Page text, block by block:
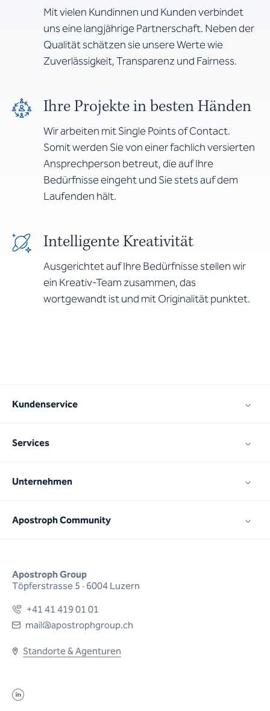
Mit vielen Kundinnen und Kunden verbindet
uns eine langjährige Partnerschaft. Neben der
Qualität schätzen sie unsere Werte wie
Zuverlässigkeit, Transparenz und Fairness.
Ihre Projekte in besten Händen
Wir arbeiten mit Single Points of Contact.
Somit werden Sie von einer fachlich versierten
Ansprechperson betreut, die auf Ihre
Bedürfnisse eingeht und Sie stets auf dem
Laufenden hält.
Intelligente Kreativität
Ausgerichtet auf Ihre Bedürfnisse stellen wir
ein Kreativ-Team zusammen, das
wortgewandt ist und mit Originalität punktet.
Apostroph Group
Töpferstrasse 5 · 6004 Luzern
+41 41 419 01 01
mail@apostrophgroup.ch
Standorte & Agenturen
Kundenservice
Services
Unternehmen
Apostroph Community